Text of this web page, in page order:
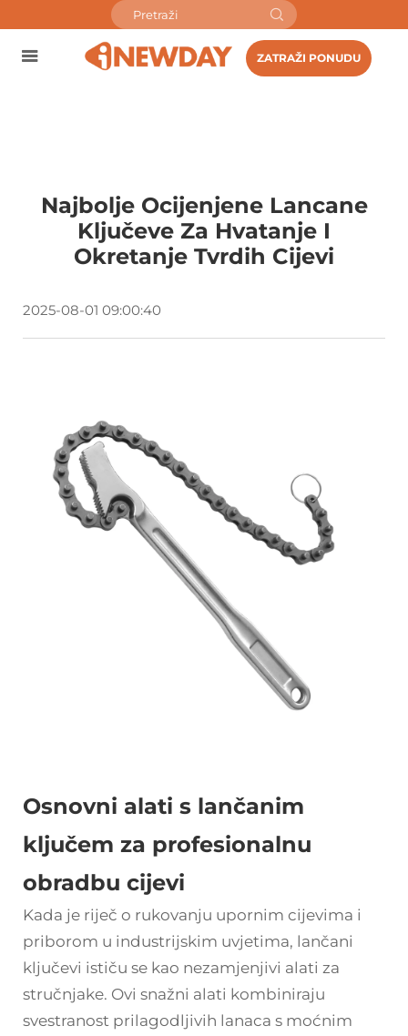
ZATRAŽI PONUDU
Najbolje Ocijenjene Lancane
Ključeve Za Hvatanje I
Okretanje Tvrdih Cijevi
2025-08-01 09:00:40
Osnovni alati s lančanim
ključem za profesionalnu
obradbu cijevi
Kada je riječ o rukovanju upornim cijevima i
priborom u industrijskim uvjetima, lančani
ključevi ističu se kao nezamjenjivi alati za
stručnjake. Ovi snažni alati kombiniraju
svestranost prilagodljivih lanaca s moćnim